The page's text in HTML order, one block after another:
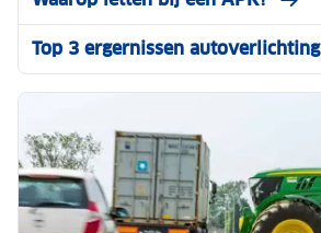
Top 3 ergernissen autoverlichting